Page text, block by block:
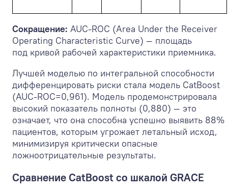
Сокращение: AUC-ROC (Area Under the Receiver
Operating Characteristic Curve) — площадь
под кривой рабочей характеристики приемника.
Лучшей моделью по интегральной способности
дифференцировать риски стала модель CatBoost
(AUC-ROC=0,961). Модель продемонстрировала
высокий показатель полноты (0,880) — это
означает, что она способна успешно выявить 88%
пациентов, которым угрожает летальный исход,
минимизируя критически опасные
ложноотрицательные результаты.
Сравнение CatBoost со шкалой GRACE